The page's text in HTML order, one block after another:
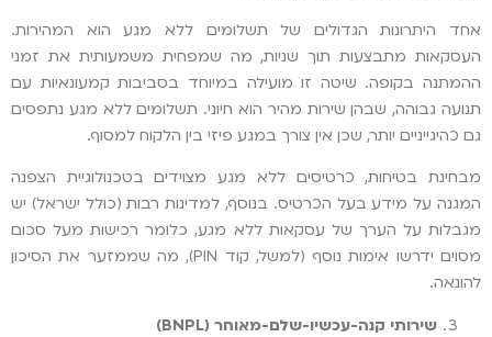
אחד היתרונות הגדולים של תשלומים ללא מגע הוא המהירות.
העסקאות מתבצעות תוך שניות, מה שמפחית משמעותית את זמני
ההמתנה בקופה. שיטה זו מועילה במיוחד בסביבות קמעונאיות עם
תנועה גבוהה, שבהן שירות מהיר הוא חיוני. תשלומים ללא מגע נתפסים
גם כהיגייניים יותר, שכן אין צורך במגע פיזי בין הלקוח למסוף.
מבחינת בטיחות, כרטיסים ללא מגע מצוידים בטכנולוגיית הצפנה
המגנה על מידע בעל הכרטיס. בנוסף, למדינות רבות (כולל ישראל) יש
מגבלות על הערך של עסקאות ללא מגע, כלומר רכישות מעל סכום
מסוים ידרשו אימות נוסף (למשל, קוד PIN), מה שממזער את הסיכון
להונאה.
שירותי קנה-עכשיו-שלם-מאוחר (BNPL
)